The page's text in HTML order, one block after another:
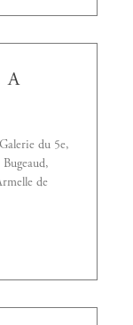
A
du 5e,
de